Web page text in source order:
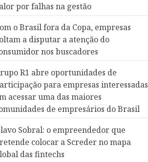
por falhas na gestão
o Brasil fora da Copa, empresas
a disputar a atenção do
nos buscadores
R1 abre oportunidades de
para empresas interessadas
acessar uma das maiores
de empresários do Brasil
Sobral: o empreendedor que
colocar a Screder no mapa
das fintechs